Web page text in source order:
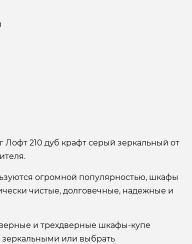
210 дуб крафт серый зеркальный от
огромной популярностью, шкафы
чистые, долговечные, надежные и
и трехдверные шкафы-купе
зеркальными или выбрать